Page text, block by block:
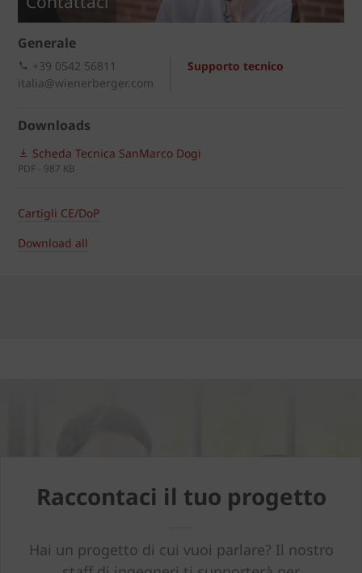
Generale
Supporto tecnico
+39 0542 56811
italia@wienerberger.com
Downloads
Scheda Tecnica SanMarco Dogi
PDF - 987 KB
Cartigli CE/DoP
Download all
Raccontaci il tuo progetto
Hai un progetto di cui vuoi parlare? Il nostro